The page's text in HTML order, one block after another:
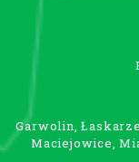
Garwolin,
Maciejowice,